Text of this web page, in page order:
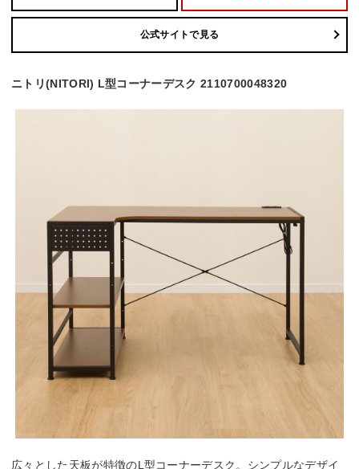
公式サイトで見る
ニトリ(NITORI) L型コーナーデスク 2110700048320
広々とした天板が特徴のL型コーナーデスク。シンプルなデザイ